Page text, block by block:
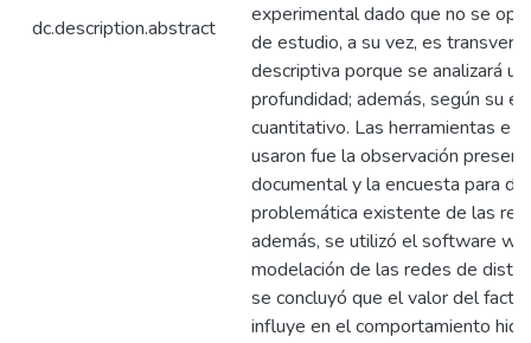
dc.description.abstract
experimental dado que no se
de estudio, a su vez, es
descriptiva porque se analizará
profundidad; además, según su
cuantitativo. Las herramientas e
usaron fue la observación
documental y la encuesta para
problemática existente de las
además, se utilizó el software
modelación de las redes de
se concluyó que el valor del
influye en el comportamiento